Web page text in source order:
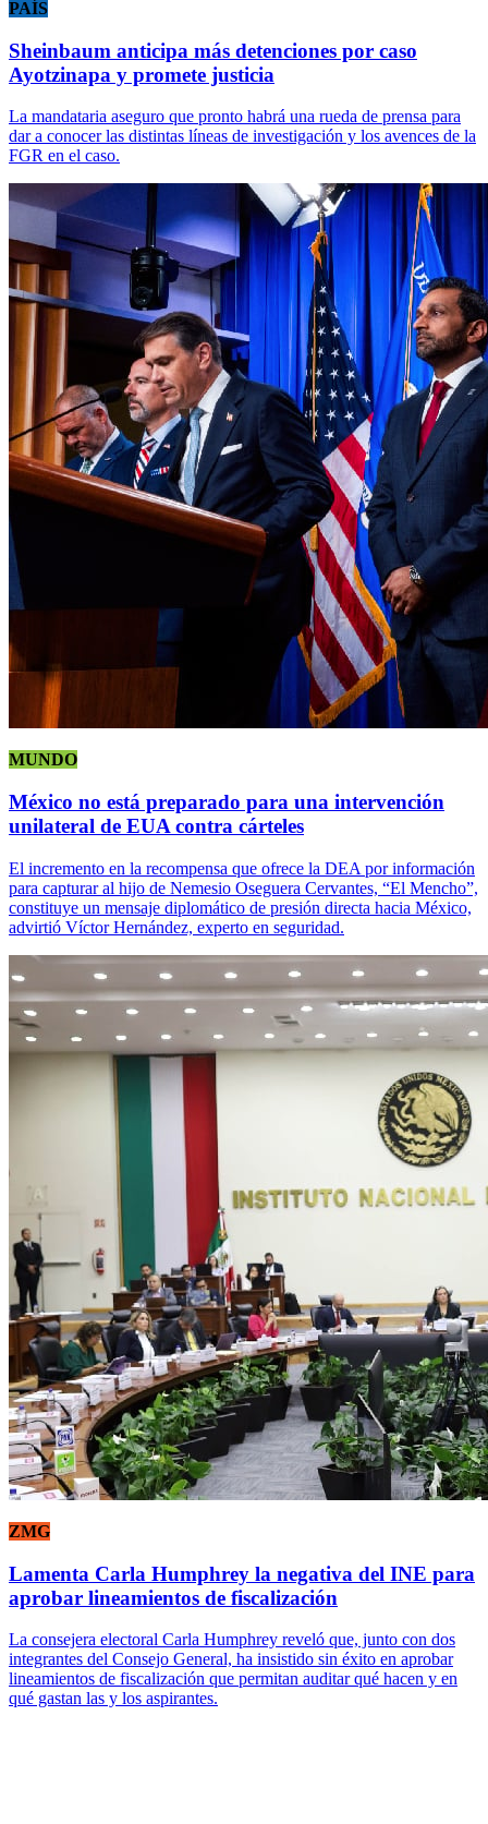
PAÍS
Sheinbaum anticipa más detenciones por caso
Ayotzinapa y promete justicia
La mandataria aseguro que pronto habrá una rueda de prensa para
dar a conocer las distintas líneas de investigación y los avences de la
FGR en el caso.
MUNDO
México no está preparado para una intervención
unilateral de EUA contra cárteles
El incremento en la recompensa que ofrece la DEA por información
para capturar al hijo de Nemesio Oseguera Cervantes, “El Mencho”,
constituye un mensaje diplomático de presión directa hacia México,
advirtió Víctor Hernández, experto en seguridad.
ZMG
Lamenta Carla Humphrey la negativa del INE para
aprobar lineamientos de fiscalización
La consejera electoral Carla Humphrey reveló que, junto con dos
integrantes del Consejo General, ha insistido sin éxito en aprobar
lineamientos de fiscalización que permitan auditar qué hacen y en
qué gastan las y los aspirantes.